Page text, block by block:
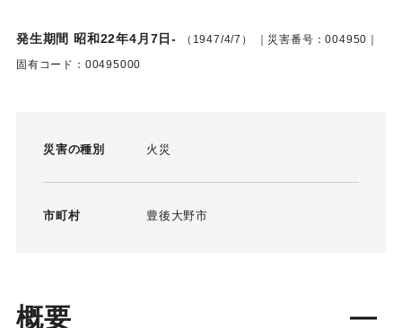
発生期間 昭和22年4月7日- （1947/4/7）
｜災害番号：004950｜
固有コード：00495000
災害の種別 火災
市町村 豊後大野市
概要